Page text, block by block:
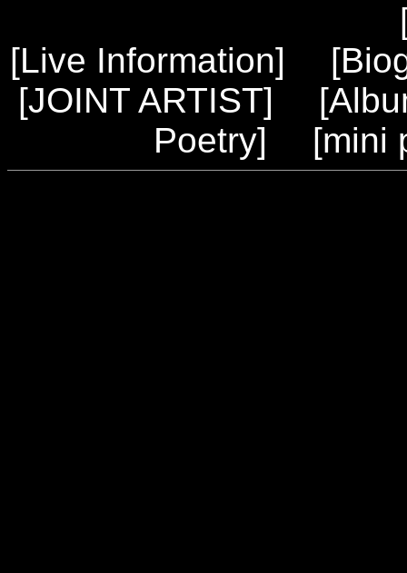
[Live Information] [
[JOINT ARTIST] [
Poetry] [mini